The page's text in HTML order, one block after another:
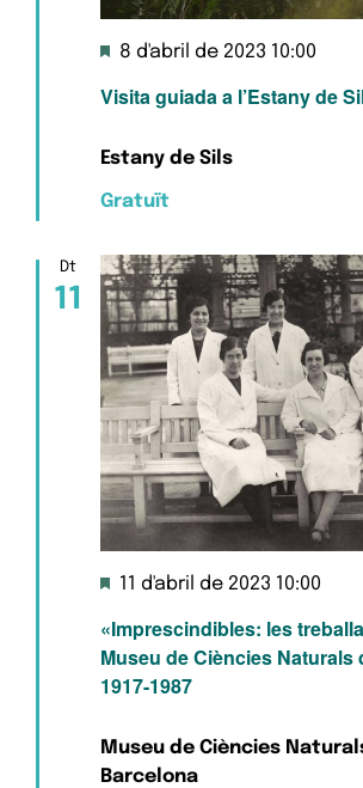
Visita guiada a l’Estany de
Destacats
8 d'abril de 2023 10:00
Estany de Sils
Gratuït
Dt
11
«Imprescindibles: les
Museu de Ciències Naturals
1917-1987
Destacats
11 d'abril de 2023 10:00
Museu de Ciències
Barcelona